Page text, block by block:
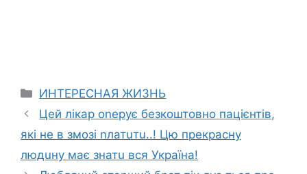
Categories
ИНТЕРЕСНАЯ ЖИЗНЬ
Цей лікар оnерує безкоштовно пацієнтів,
які не в змозі nлатuтu..! Цю прекрасну
людuну має знатu вся Україна!